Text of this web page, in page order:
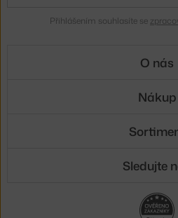
Přihlášením souhlasíte se
O nás
Nákup
Sledujte